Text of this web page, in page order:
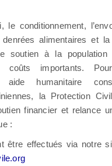
le conditionnement,
alimentaires et la
soutien à la population
coûts importants.
aide humanitaire
la Protection
financier et relance
:
être effectués via notre